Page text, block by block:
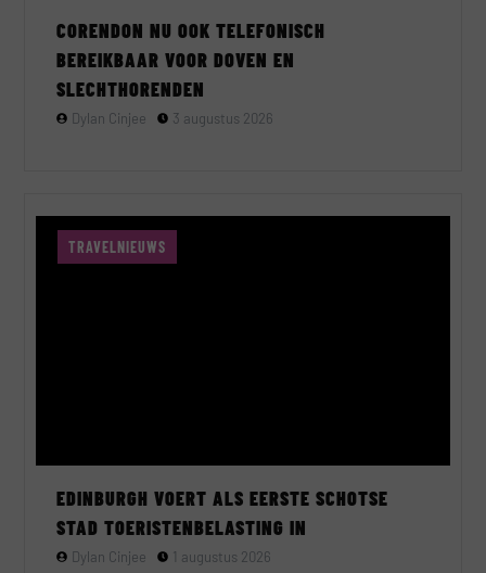
CORENDON NU OOK TELEFONISCH
BEREIKBAAR VOOR DOVEN EN
SLECHTHORENDEN
Dylan Cinjee 3 augustus 2026
TRAVELNIEUWS
EDINBURGH VOERT ALS EERSTE SCHOTSE
STAD TOERISTENBELASTING IN
Dylan Cinjee 1 augustus 2026